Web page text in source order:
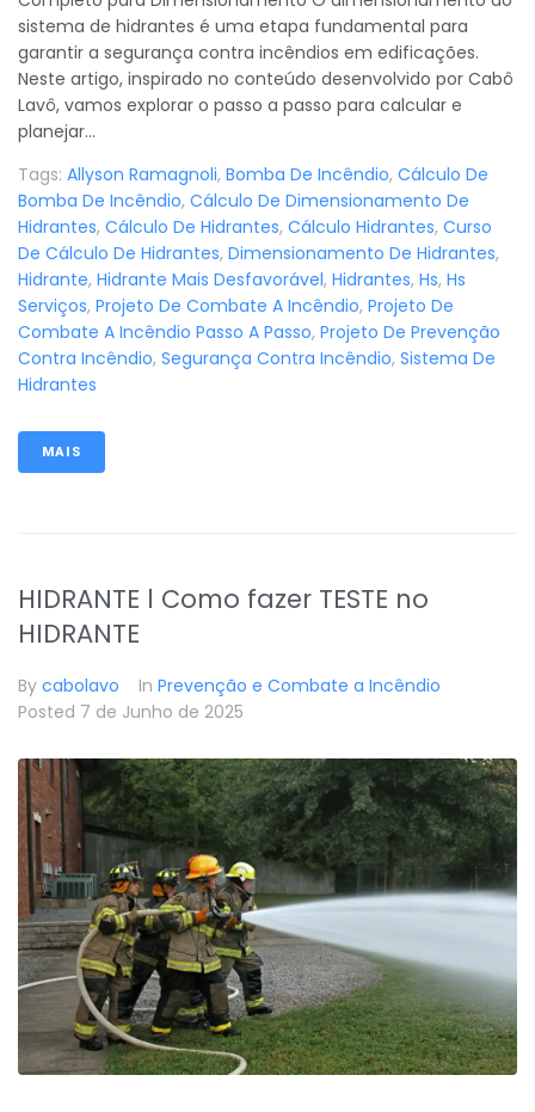
sistema de hidrantes é uma etapa fundamental para
garantir a segurança contra incêndios em edificações.
Neste artigo, inspirado no conteúdo desenvolvido por Cabô
Lavô, vamos explorar o passo a passo para calcular e
planejar...
Tags: Allyson Ramagnoli, Bomba De Incêndio, Cálculo De
Bomba De Incêndio, Cálculo De Dimensionamento De
Hidrantes, Cálculo De Hidrantes, Cálculo Hidrantes, Curso
De Cálculo De Hidrantes, Dimensionamento De Hidrantes,
Hidrante, Hidrante Mais Desfavorável, Hidrantes, Hs, Hs
Serviços, Projeto De Combate A Incêndio, Projeto De
Combate A Incêndio Passo A Passo, Projeto De Prevenção
Contra Incêndio, Segurança Contra Incêndio, Sistema De
Hidrantes
MAIS
HIDRANTE l Como fazer TESTE no
HIDRANTE
By cabolavo In Prevenção e Combate a Incêndio
Posted 7 de Junho de 2025